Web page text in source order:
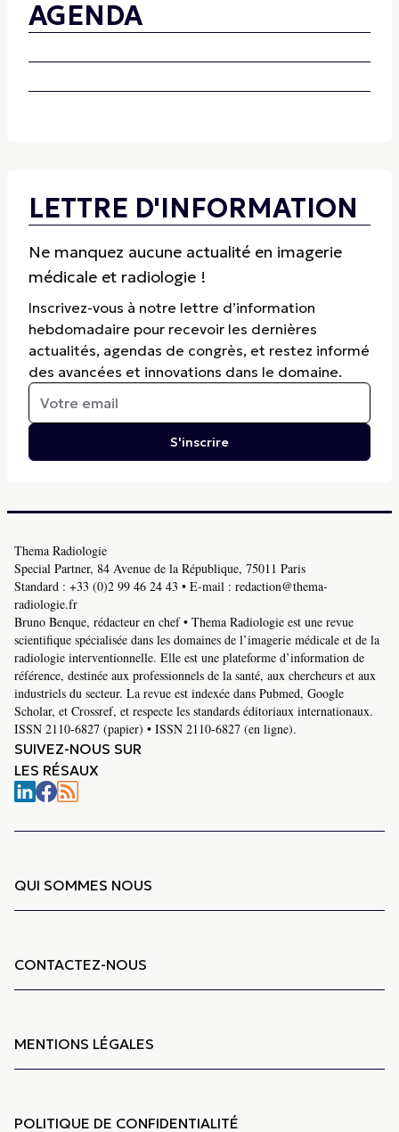
AGENDA
LETTRE D'INFORMATION
Ne manquez aucune actualité en imagerie
médicale et radiologie !
Inscrivez-vous à notre lettre d’information
hebdomadaire pour recevoir les dernières
actualités, agendas de congrès, et restez informé
des avancées et innovations dans le domaine.
S'inscrire
Thema Radiologie
Special Partner, 84 Avenue de la République, 75011 Paris
Standard : +33 (0)2 99 46 24 43 • E-mail : redaction@thema-
radiologie.fr
Bruno Benque, rédacteur en chef • Thema Radiologie est une revue
scientifique spécialisée dans les domaines de l’imagerie médicale et de la
radiologie interventionnelle. Elle est une plateforme d’information de
référence, destinée aux professionnels de la santé, aux chercheurs et aux
industriels du secteur. La revue est indexée dans Pubmed, Google
Scholar, et Crossref, et respecte les standards éditoriaux internationaux.
ISSN 2110-6827 (papier) • ISSN 2110-6827 (en ligne).
SUIVEZ-NOUS SUR
LES RÉSAUX
QUI SOMMES NOUS
CONTACTEZ-NOUS
MENTIONS LÉGALES
POLITIQUE DE CONFIDENTIALITÉ